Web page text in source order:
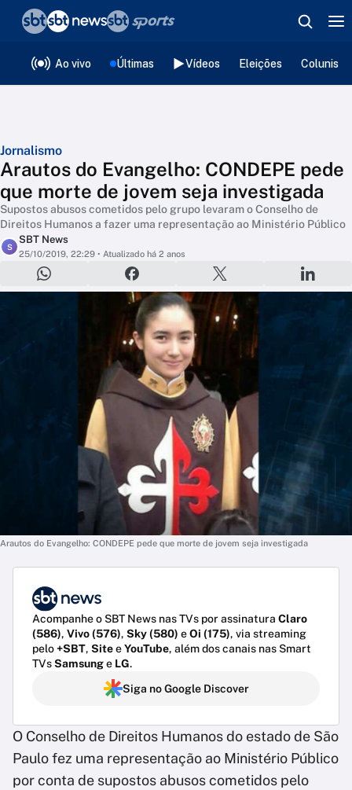
Ao vivo Últimas Vídeos Eleições
Jornalismo
Arautos do Evangelho: CONDEPE pede
que morte de jovem seja investigada
Supostos abusos cometidos pelo grupo levaram o Conselho de
Direitos Humanos a fazer uma representação ao Ministério Público
S
SBT News
25/10/2019, 22:29 • Atualizado há 2 anos
Arautos do Evangelho: CONDEPE pede que morte de jovem seja investigada
Acompanhe o SBT News nas TVs por assinatura Claro
(586), Vivo (576), Sky (580) eOi (175), via streaming
pelo+SBT, SiteeYouTube, além dos canais nas Smart
TVsSamsunge LG.
Siga no Google Discover
O Conselho de Direitos Humanos do estado de São
Paulo fez uma representação ao Ministério Público
por conta de supostos abusos cometidos pelo
❮voltar
Editorias